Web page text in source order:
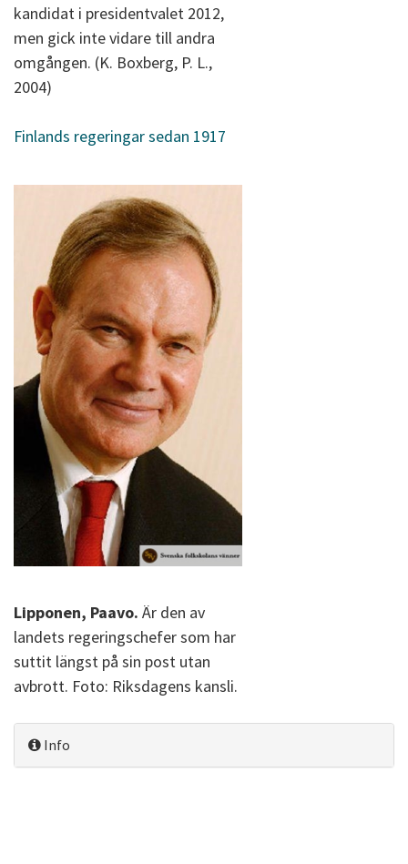
kandidat i presidentvalet 2012,
men gick inte vidare till andra
omgången. (K. Boxberg, P. L.,
2004)
Finlands regeringar sedan 1917
Lipponen, Paavo. Är den av
landets regeringschefer som har
suttit längst på sin post utan
avbrott. Foto: Riksdagens kansli.
Info